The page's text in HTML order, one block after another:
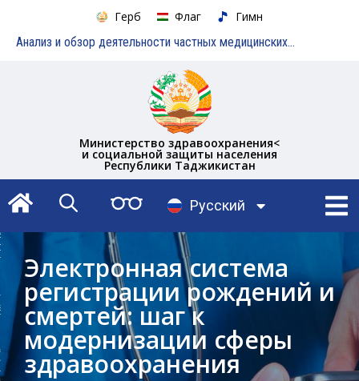
Герб Флаг
Гимн
Анализ и обзор деятельности частных медицинских учреждений
Министерство здравоохранения<
и социальной защиты населения
Республики Таджикистан
Русский
English
Тоҷикӣ
Электронная система
регистрации рождений и
смертей: шаг к
модернизации сферы
здравоохранения